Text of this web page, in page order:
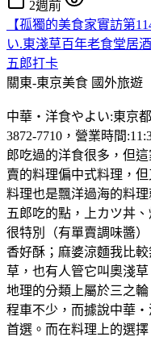
2週前
【孤獨的美食家實訪第
い.東淺草百年老食堂居
五郎打卡
關東-東京美食 國外旅遊
中華・洋食やよい:東京
3872-7710，營業時間
郎吃過的洋食很多，但
賣的料理偏中式料理，
料理也是飄洋過海的料
五郎吃的點，上カツ丼
很特別（有單賣調味醬
香好酥；麻婆涼麵我比
草，也有人管它叫奧淺
地理的分類上屬於三之
程車不少，而據說中華
首選。而在料理上的選